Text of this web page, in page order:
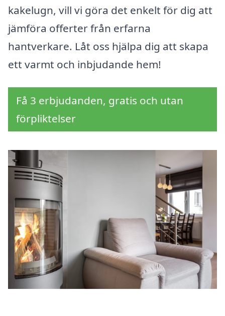
kakelugn, vill vi göra det enkelt för dig att
jämföra offerter från erfarna
hantverkare. Låt oss hjälpa dig att skapa
ett varmt och inbjudande hem!
Få 3 erbjudanden, gratis och utan
förpliktelser